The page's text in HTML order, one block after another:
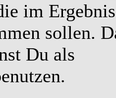
im Ergebnis
sollen.
Du als